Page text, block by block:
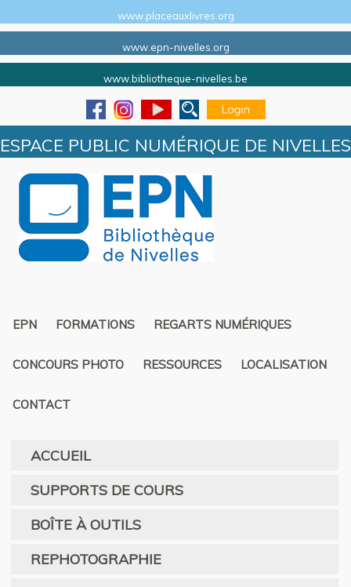
www.placeauxlivres.org
www.epn-nivelles.org
www.bibliotheque-nivelles.be
ESPACE PUBLIC NUMÉRIQUE DE NIVELLES
EPN FORMATIONS REGARTS NUMÉRIQUES
CONCOURS PHOTO RESSOURCES LOCALISATION
CONTACT
ACCUEIL
SUPPORTS DE COURS
BOÎTE À OUTILS
REPHOTOGRAPHIE